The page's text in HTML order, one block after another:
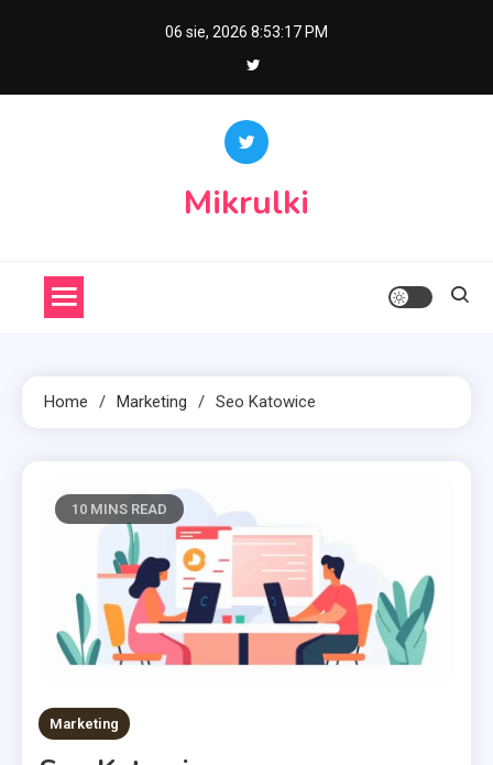
06 sie, 2026 8:53:17 PM
Mikrulki
Home Marketing Seo Katowice
10 MINS READ
Marketing